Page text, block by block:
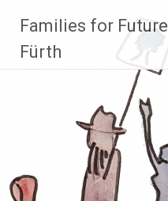
Inhalt
springen
Families for Future
Fürth